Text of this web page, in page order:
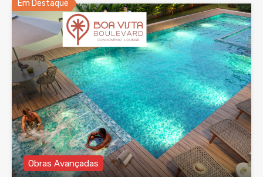
Em Destaque
Obras Avançadas